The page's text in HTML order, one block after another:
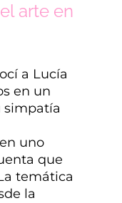
arte en
a Lucía
en un
simpatía
uno
que
temática
la